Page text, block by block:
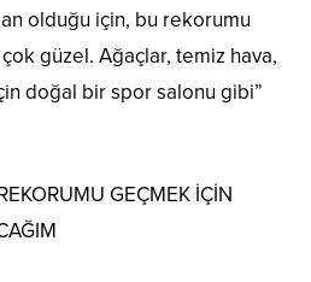
olduğu için, bu rekorumu
güzel. Ağaçlar, temiz hava,
doğal bir spor salonu gibi”
GEÇMEK İÇİN